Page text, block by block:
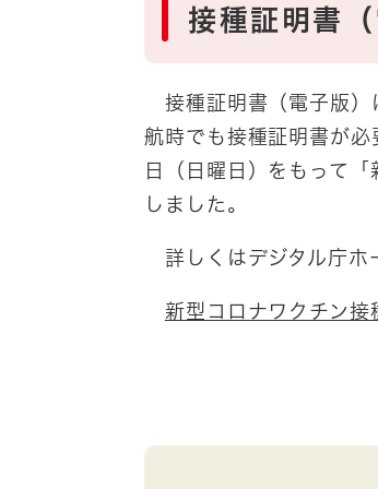
接種証明書
接種証明書（電子版）
航時でも接種証明書が
日（日曜日）をもって
しました。
詳しくはデジタル庁ホ
新型コロナワクチン接